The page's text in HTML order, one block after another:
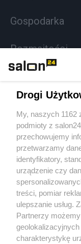
Gospodarka
Rozmaitości
Sport
Społeczeństwo
Kultura
X
Drogi
My, naszych 1162
podmioty z
przechowujemy
przetwarzamy
identyfikatory,
urządzenie czy
treści, pomiar
ulepszanie usług.
Partnerzy
charakterystykę